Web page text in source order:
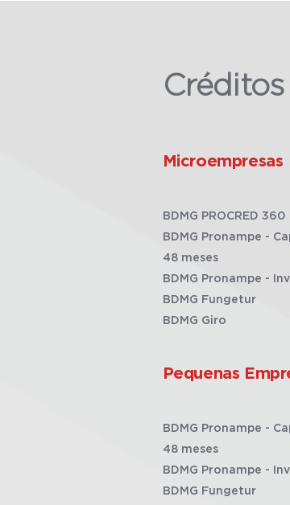
Créditos
Microempresas
BDMG PROCRED 360
BDMG Pronampe -
48 meses
BDMG Pronampe -
BDMG Fungetur
BDMG Giro
Pequenas
BDMG Pronampe -
48 meses
BDMG Pronampe -
BDMG Fungetur